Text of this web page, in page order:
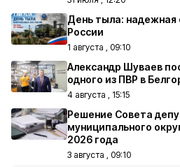
День тыла:
России
1 августа , 09:10
Александр Шуваев
одного из ПВР в
4 августа , 15:15
Решение Совета
муниципального
2026 года
3 августа , 09:10